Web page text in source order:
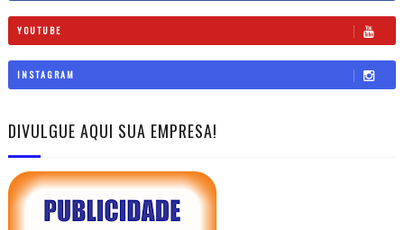
YOUTUBE
INSTAGRAM
DIVULGUE AQUI SUA EMPRESA!